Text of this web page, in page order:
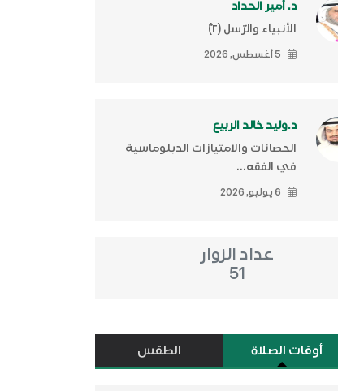
د. أمير الحداد
الأنبياء والرّسل (٢)ّ
5 أغسطس, 2026
د.وليد خالد الربيع
الحصانات والامتيازات الدبلوماسية
في الفقه...
6 يوليو, 2026
عداد الزوار
51
أوقات الصلاة الطقس